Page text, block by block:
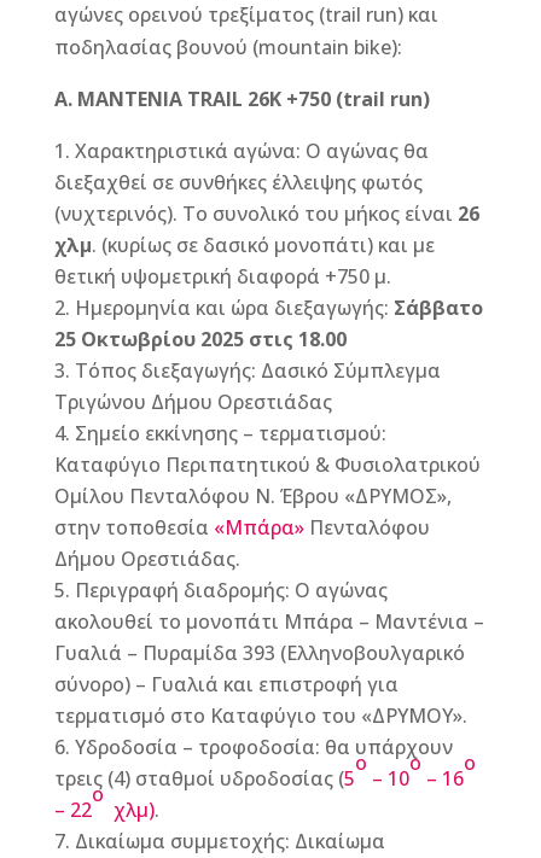
αγώνες ορεινού τρεξίματος (trail run) και
ποδηλασίας βουνού (mountain bike):
Α. MANTENIA TRAIL 26K +750 (trail run)
Χαρακτηριστικά αγώνα: Ο αγώνας θα
διεξαχθεί σε συνθήκες έλλειψης φωτός
(νυχτερινός). Το συνολικό του μήκος είναι 26
χλμ. (κυρίως σε δασικό μονοπάτι) και με
θετική υψομετρική διαφορά +750 μ.
Ημερομηνία και ώρα διεξαγωγής: Σάββατο
25 Οκτωβρίου 2025 στις 18.00
Τόπος διεξαγωγής: Δασικό Σύμπλεγμα
Τριγώνου Δήμου Ορεστιάδας
Σημείο εκκίνησης – τερματισμού:
Καταφύγιο Περιπατητικού & Φυσιολατρικού
Ομίλου Πενταλόφου Ν. Έβρου «ΔΡΥΜΟΣ»,
στην τοποθεσία «Μπάρα»Πενταλόφου
Δήμου Ορεστιάδας.
Περιγραφή διαδρομής: Ο αγώνας
ακολουθεί το μονοπάτι Μπάρα – Μαντένια –
Γυαλιά – Πυραμίδα 393 (Ελληνοβουλγαρικό
σύνορο) – Γυαλιά και επιστροφή για
τερματισμό στο Καταφύγιο του «ΔΡΥΜΟΥ».
Υδροδοσία – τροφοδοσία: θα υπάρχουν
τρεις (4) σταθμοί υδροδοσίας (5
ο
– 10
ο
– 16
ο
– 22
ο
χλμ).
Δικαίωμα συμμετοχής: Δικαίωμα